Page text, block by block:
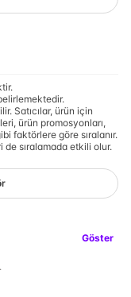
Satıcılar, ürün için
ürün promosyonları,
faktörlere göre sıralanır.
sıralamada etkili olur.
Göster